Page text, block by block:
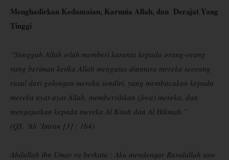
Menghadirkan Kedamaian, Karunia Allah, dan Derajat Yang
Tinggi
“Sungguh Allah telah memberi karunia kepada orang-orang
yang beriman ketika Allah mengutus diantara mereka seorang
rasul dari golongan mereka sendiri, yang membacakan kepada
mereka ayat-ayat Allah, membersihkan (jiwa) mereka, dan
mengajarkan kepada mereka Al Kitab dan Al Hikmah.”
(QS. 'Ali `Imran [3] : 164)
Abdullah ibn Umar ra berkata : Aku mendengar Rasulullah saw